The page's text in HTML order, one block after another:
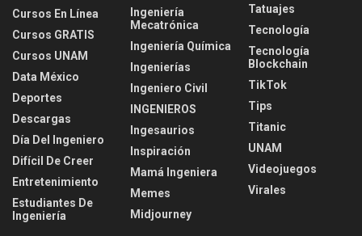
Cursos En Línea
Cursos GRATIS
Cursos UNAM
Data México
Deportes
Descargas
Día Del Ingeniero
Difícil De Creer
Entretenimiento
Estudiantes De
Ingeniería
Ingeniería
Mecatrónica
Ingeniería Química
Ingenierías
Ingeniero Civil
INGENIEROS
Ingesaurios
Inspiración
Mamá Ingeniera
Memes
Midjourney
Tatuajes
Tecnología
Tecnología
Blockchain
TikTok
Tips
Titanic
UNAM
Videojuegos
Virales